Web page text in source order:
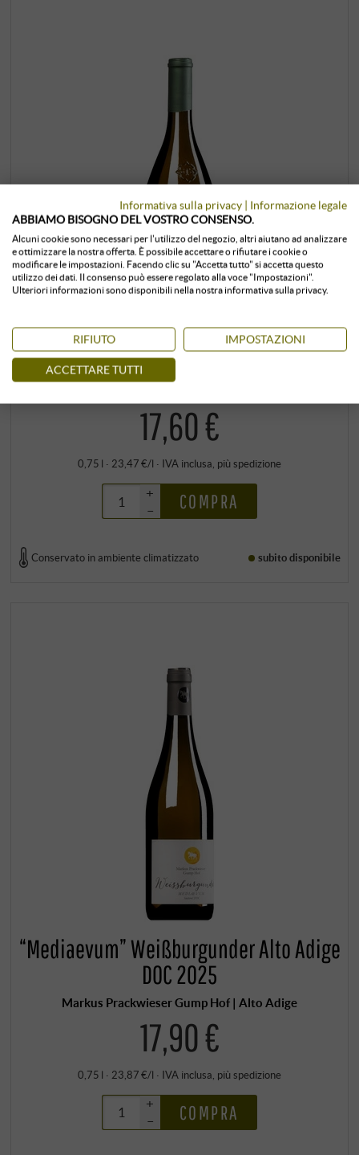
“Tradition” Pinot Grigio Alto Adige DOC
2025
17,60 €
0,75 l · 23,47 €/l · IVA inclusa, più spedizione
+
–
COMPRA
Conservato in ambiente climatizzato subito disponibile
“Mediaevum” Weißburgunder Alto Adige
DOC 2025
Markus Prackwieser Gump Hof | Alto Adige
17,90 €
0,75 l · 23,87 €/l · IVA inclusa , più spedizione
+
–
COMPRA
Informativa sulla privacy | Informazione legale
ABBIAMO BISOGNO DEL VOSTRO CONSENSO.
Alcuni cookie sono necessari per l'utilizzo del negozio, altri aiutano ad analizzare
e ottimizzare la nostra offerta. È possibile accettare o rifiutare i cookie o
modificare le impostazioni. Facendo clic su "Accetta tutto" si accetta questo
utilizzo dei dati. Il consenso può essere regolato alla voce "Impostazioni".
Ulteriori informazioni sono disponibili nella nostra informativa sulla privacy.
RIFIUTO IMPOSTAZIONI
ACCETTARE TUTTI